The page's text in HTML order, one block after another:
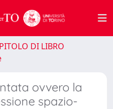
DI LIBRO
ovvero la
spazio-